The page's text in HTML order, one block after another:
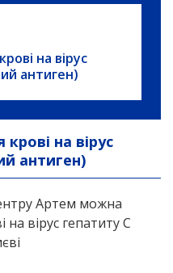
на вірус
антиген)
крові на вірус
антиген)
Артем можна
на вірус гепатиту С